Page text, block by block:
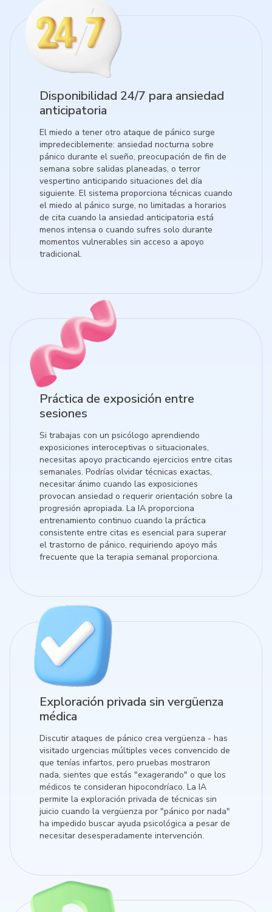
Disponibilidad 24/7 para ansiedad
anticipatoria
El miedo a tener otro ataque de pánico surge
impredeciblemente: ansiedad nocturna sobre
pánico durante el sueño, preocupación de fin de
semana sobre salidas planeadas, o terror
vespertino anticipando situaciones del día
siguiente. El sistema proporciona técnicas cuando
el miedo al pánico surge, no limitadas a horarios
de cita cuando la ansiedad anticipatoria está
menos intensa o cuando sufres solo durante
momentos vulnerables sin acceso a apoyo
tradicional.
Práctica de exposición entre
sesiones
Si trabajas con un psicólogo aprendiendo
exposiciones interoceptivas o situacionales,
necesitas apoyo practicando ejercicios entre citas
semanales. Podrías olvidar técnicas exactas,
necesitar ánimo cuando las exposiciones
provocan ansiedad o requerir orientación sobre la
progresión apropiada. La IA proporciona
entrenamiento continuo cuando la práctica
consistente entre citas es esencial para superar
el trastorno de pánico, requiriendo apoyo más
frecuente que la terapia semanal proporciona.
Exploración privada sin vergüenza
médica
Discutir ataques de pánico crea vergüenza - has
visitado urgencias múltiples veces convencido de
que tenías infartos, pero pruebas mostraron
nada, sientes que estás "exagerando" o que los
médicos te consideran hipocondríaco. La IA
permite la exploración privada de técnicas sin
juicio cuando la vergüenza por "pánico por nada"
ha impedido buscar ayuda psicológica a pesar de
necesitar desesperadamente intervención.